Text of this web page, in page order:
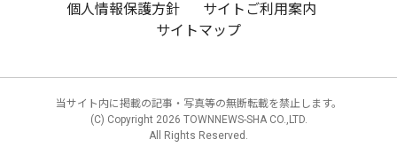
個人情報保護方針
サイトご利用案内
サイトマップ
当サイト内に掲載の記事・写真等の無断転載を禁止します。
(C) Copyright 2026 TOWNNEWS-SHA CO.,LTD.
All Rights Reserved.